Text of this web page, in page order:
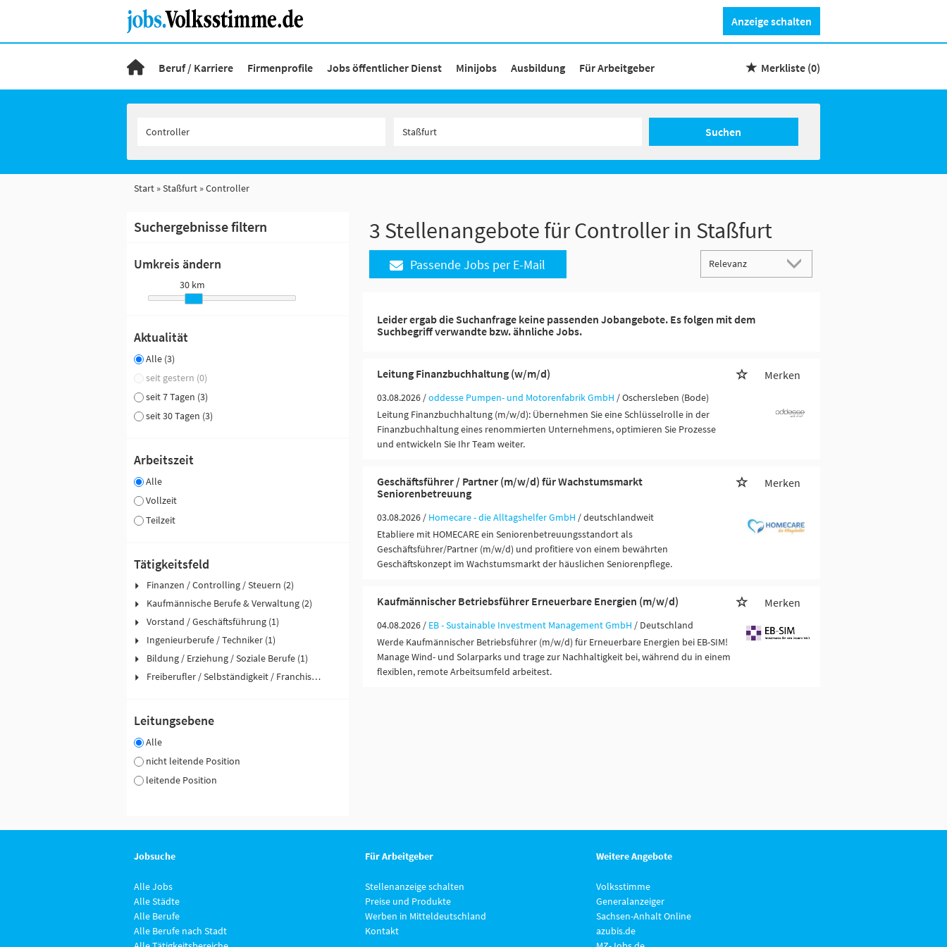
Anzeige schalten
Beruf / Karriere Firmenprofile Jobs öffentlicher Dienst Minijobs Ausbildung Für Arbeitgeber Merkliste (0)
Suchen
Start Staßfurt Controller
Suchergebnisse filtern
Umkreis ändern
30 km
Aktualität
Alle (3)
seit gestern (0)
seit 7 Tagen (3)
seit 30 Tagen (3)
Arbeitszeit
Alle
Vollzeit
Teilzeit
Tätigkeitsfeld
Finanzen / Controlling / Steuern (2)
Kaufmännische Berufe & Verwaltung (2)
Vorstand / Geschäftsführung (1)
Ingenieurberufe / Techniker (1)
Bildung / Erziehung / Soziale Berufe (1)
Freiberufler / Selbständigkeit / Franchise (1)
Leitungsebene
Alle
nicht leitende Position
leitende Position
3 Stellenangebote für Controller in Staßfurt
Passende Jobs per E-Mail
Leider ergab die Suchanfrage keine passenden Jobangebote. Es folgen mit dem
Suchbegriff verwandte bzw. ähnliche Jobs.
Leitung Finanzbuchhaltung (w/m/d) Merken
03.08.2026 /oddesse Pumpen- und Motorenfabrik GmbH / Oschersleben (Bode)
Leitung Finanzbuchhaltung (m/w/d): Übernehmen Sie eine Schlüsselrolle in der
Finanzbuchhaltung eines renommierten Unternehmens, optimieren Sie Prozesse
und entwickeln Sie Ihr Team weiter.
Geschäftsführer / Partner (m/w/d) für Wachstumsmarkt
Seniorenbetreuung
Merken
03.08.2026 / Homecare - die Alltagshelfer GmbH / deutschlandweit
Etabliere mit HOMECARE ein Seniorenbetreuungsstandort als
Geschäftsführer/Partner (m/w/d) und profitiere von einem bewährten
Geschäftskonzept im Wachstumsmarkt der häuslichen Seniorenpflege.
Kaufmännischer Betriebsführer Erneuerbare Energien (m/w/d) Merken
04.08.2026 / EB - Sustainable Investment Management GmbH / Deutschland
Werde Kaufmännischer Betriebsführer (m/w/d) für Erneuerbare Energien bei EB-SIM!
Manage Wind- und Solarparks und trage zur Nachhaltigkeit bei, während du in einem
flexiblen, remote Arbeitsumfeld arbeitest.
Jobsuche
Alle Jobs
Alle Städte
Alle Berufe
Alle Berufe nach Stadt
Für Arbeitgeber
Stellenanzeige schalten
Preise und Produkte
Werben in Mitteldeutschland
Kontakt
Weitere Angebote
Volksstimme
Generalanzeiger
Sachsen-Anhalt Online
azubis.de